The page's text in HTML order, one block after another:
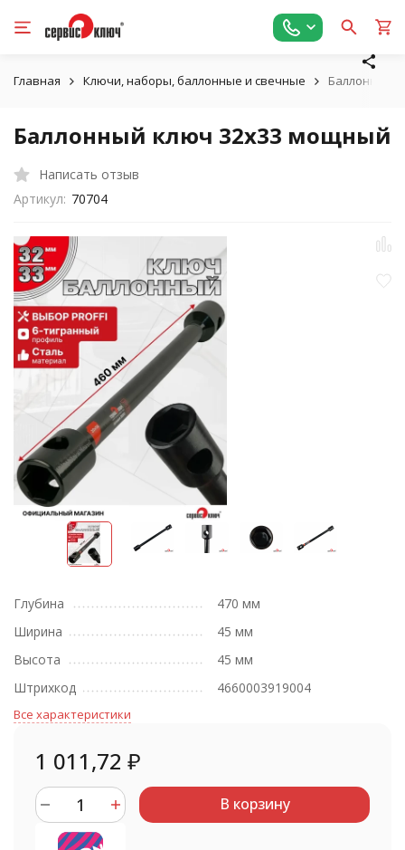
Главная Ключи, наборы, баллонные и свечные Баллонный
Баллонный ключ 32х33 мощный
Написать отзыв
Артикул: 70704
Глубина
470 мм
Ширина
45 мм
Высота
45 мм
Штрихкод
4660003919004
Все характеристики
1 011,72 ₽
В корзину